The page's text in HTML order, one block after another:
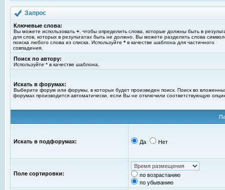
Запрос
Ключевые слова:
Вы можете использовать + , чтобы определить слова, которые должны быть в
для слов, которых в результатах быть не должно. Вы можете разделить слова
поиска любого слова из списка. Используйте * в качестве шаблона для частичного
совпадения.
Поиск по автору:
Используйте * в качестве шаблона.
Искать в форумах:
Выберите форум или форумы, в которых будет произведен поиск. Поиск во
форумах производится автоматически, если Вы не отключили соответствующую
Искать в подфорумах: Да Нет
Поле сортировки:
по возрастанию
по убыванию